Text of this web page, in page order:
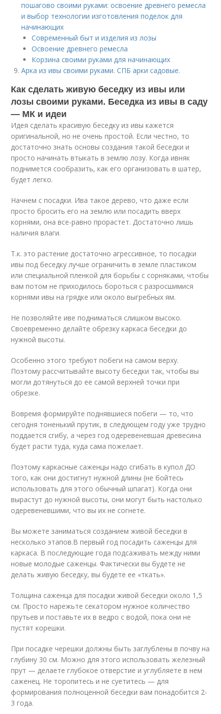
пошагово своими руками: освоение древнего ремесла
и выбор технологии изготовления поделок для
начинающих
Современный быт и изделия из лозы
Освоение древнего ремесла
Корзина своими руками для начинающих
Арка из ивы своими руками. СПБ арки садовые.
Как сделать живую беседку из ивы или
лозы своими руками. Беседка из ивы в саду
— МК и идеи
Идея сделать красивую беседку из ивы кажется
оригинальной, но не очень простой. Если честно, то
достаточно знать основы создания такой беседки и
просто начинать втыкать в землю лозу. Когда ивняк
поднимется сообразить, как его организовать в шатер,
будет легко.
Начнем с посадки. Ива такое дерево, что даже если
просто бросить его на землю или посадить вверх
корнями, она все-равно прорастет. Достаточно лишь
наличия влаги.
Т.к. это растение достаточно агрессивное, то посадки
ивы под беседку лучше ограничить в земле пластиком
или специальной пленкой для борьбы с сорняками, чтобы
вам потом не приходилось бороться с разросшимися
корнями ивы на грядке или около выгребных ям.
Не позволяйте иве подниматься слишком высоко.
Своевременно делайте обрезку каркаса беседки до
нужной высоты.
Особенно этого требуют побеги на самом верху.
Поэтому рассчитывайте высоту беседки так, чтобы вы
могли дотянуться до ее самой верхней точки при
обрезке.
Вовремя формируйте поднявшиеся побеги — то, что
сегодня тоненький прутик, в следующем году уже трудно
поддается сгибу, а через год одеревеневшая древесина
будет расти туда, куда сама пожелает.
Поэтому каркасные саженцы надо сгибать в купол ДО
того, как они достигнут нужной длины (не бойтесь
использовать для этого обычный шпагат). Когда они
вырастут до нужной высоты, они могут быть настолько
одеревеневшими, что вы их не согнете.
Вы можете заниматься созданием живой беседки в
несколько этапов.В первый год посадить саженцы для
каркаса. В последующие года подсаживать между ними
новые молодые саженцы. Фактически вы будете не
делать живую беседку, вы будете ее «ткать».
Толщина саженца для посадки живой беседки около 1,5
см. Просто нарежьте секатором нужное количество
прутьев и поставьте их в ведро с водой, пока они не
пустят корешки.
При посадке черешки должны быть заглублены в почву на
глубину 30 см. Можно для этого использовать железный
прут — делаете глубокое отверстие и углубляете в нем
саженец. Не торопитесь и не суетитесь — для
формирования полноценной беседки вам понадобится 2-
3 года.